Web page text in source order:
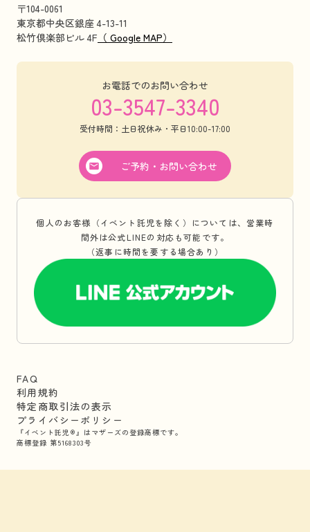
〒104-0061
東京都中央区銀座 4-13-11
松竹倶楽部ビル 4F （ Google MAP）
お電話でのお問い合わせ
03-3547-3340
受付時間：土日祝休み・平日10:00-17:00
ご予約・お問い合わせ
個人のお客様（イベント託児を除く）については、営業時
間外は公式LINEの対応も可能です。
（返事に時間を要する場合あり）
FAQ
利用規約
特定商取引法の表示
プライバシーポリシー
『イベント託児®』はマザーズの登録商標です。
商標登録 第5168303号